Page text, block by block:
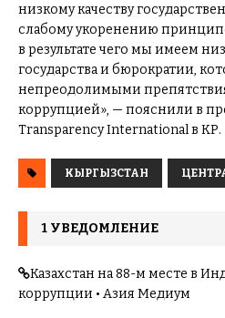
низкому качеству
слабому укоренению
в результате чего мы имеем
государства и бюрократии,
непреодолимыми
коррупцией», — пояснили в
Transparency International в КР.
КЫРГЫЗСТАН
1 УВЕДОМЛЕНИЕ
Казахстан на 88-м месте в
коррупции • Азия Медиум